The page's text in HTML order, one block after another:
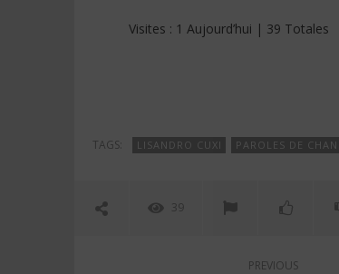
Visites : 1 Aujourd’hui | 39 Totales
TAGS: LISANDRO CUXI PAROLES DE
39
PREVIOUS